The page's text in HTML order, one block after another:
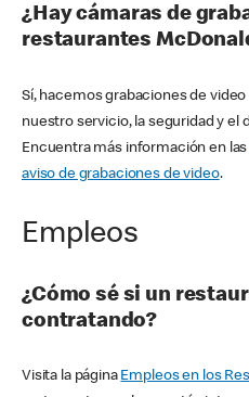
¿Hay cámaras de
restaurantes
Sí, hacemos grabaciones de
nuestro servicio, la seguridad y el
Encuentra más información en las
aviso de grabaciones de video.
Empleos
¿Cómo sé si un
contratando?
Visita la página Empleos en los